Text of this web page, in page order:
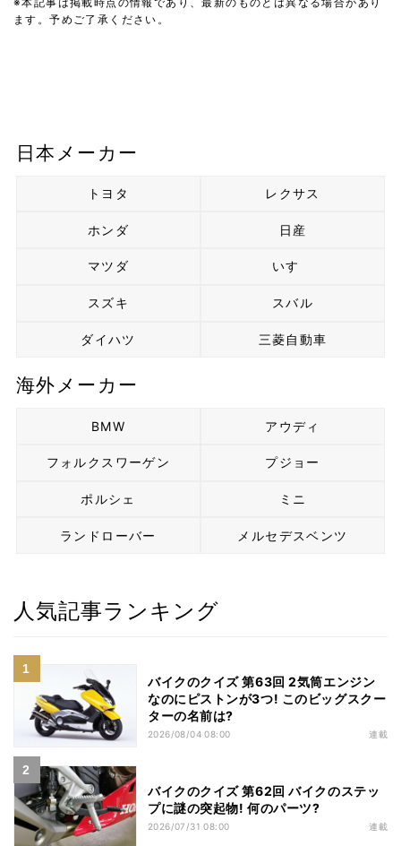
ます。予めご了承ください。
日本メーカー
トヨタ レクサス
ホンダ 日産
マツダ いすゞ
スズキ スバル
ダイハツ 三菱自動車
海外メーカー
BMW アウディ
フォルクスワーゲン プジョー
ポルシェ ミニ
ランドローバー メルセデスベンツ
人気記事ランキング
バイクのクイズ 第63回 2気筒エンジン
なのにピストンが3つ! このビッグスクー
ターの名前は?
2026/08/04 08:00 連載
バイクのクイズ 第62回 バイクのステッ
プに謎の突起物! 何のパーツ?
2026/07/31 08:00 連載